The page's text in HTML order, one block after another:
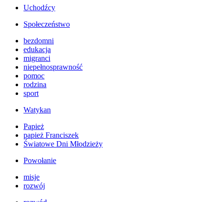
Uchodźcy
Społeczeństwo
bezdomni
edukacja
migranci
niepełnosprawność
pomoc
rodzina
sport
Watykan
Papież
papież Franciszek
Światowe Dni Młodzieży
Powołanie
misje
rozwój